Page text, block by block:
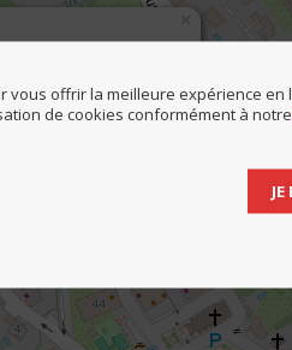
vous offrir la meilleure expérience en
de cookies conformément à notre
JE